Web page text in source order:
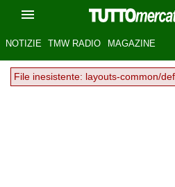
NOTIZIE TMW RADIO MAGAZINE
File inesistente: layouts-common/